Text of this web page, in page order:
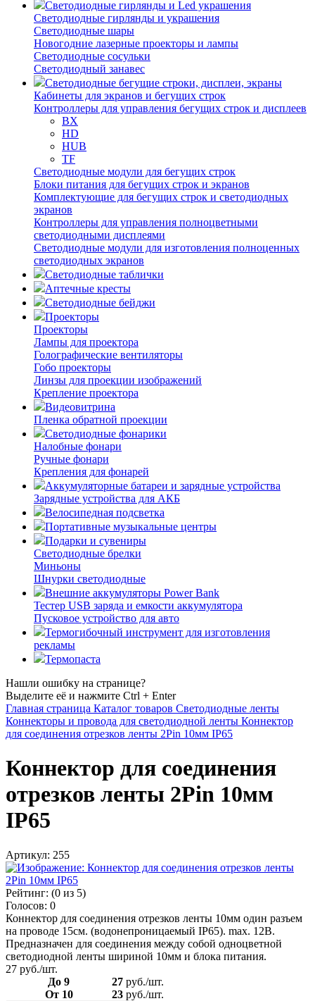
Светодиодные гирлянды и Led украшения
Светодиодные гирлянды и украшения
Светодиодные шары
Новогодние лазерные проекторы и лампы
Светодиодные сосульки
Светодиодный занавес
Светодиодные бегущие строки, дисплеи, экраны
Кабинеты для экранов и бегущих строк
Контроллеры для управления бегущих строк и дисплеев
BX
HD
HUB
TF
Светодиодные модули для бегущих строк
Блоки питания для бегущих строк и экранов
Комплектующие для бегущих строк и светодиодных
экранов
Контроллеры для управления полноцветными
светодиодными дисплеями
Светодиодные модули для изготовления полноценных
светодиодных экранов
Светодиодные таблички
Аптечные кресты
Светодиодные бейджи
Проекторы
Проекторы
Лампы для проектора
Голографические вентиляторы
Гобо проекторы
Линзы для проекции изображений
Крепление проектора
Видеовитрина
Пленка обратной проекции
Светодиодные фонарики
Налобные фонари
Ручные фонари
Крепления для фонарей
Аккумуляторные батареи и зарядные устройства
Зарядные устройства для АКБ
Велосипедная подсветка
Портативные музыкальные центры
Подарки и сувениры
Светодиодные брелки
Миньоны
Шнурки светодиодные
Внешние аккумуляторы Power Bank
Тестер USB заряда и емкости аккумулятора
Пусковое устройство для авто
Термогибочный инструмент для изготовления
рекламы
Термопаста
Нашли ошибку на странице?
Выделите её и нажмите Ctrl + Enter
Главная страница Каталог товаров Светодиодные ленты
Коннекторы и провода для светодиодной ленты Коннектор
для соединения отрезков ленты 2Рin 10мм IP65
Коннектор для соединения
отрезков ленты 2Рin 10мм
IP65
Артикул: 255
Рейтинг: (0 из 5)
Голосов: 0
Коннектор для соединения отрезков ленты 10мм один разъем
на проводе 15см. (водонепроницаемый IP65). max. 12В.
Предназначен для соединения между собой одноцветной
светодиодной ленты шириной 10мм и блока питания.
27 руб./шт.
До 9
27 руб./шт.
От 10
23 руб./шт.